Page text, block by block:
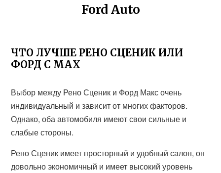
Ford Auto
ЧТО ЛУЧШЕ РЕНО СЦЕНИК ИЛИ
ФОРД С МАХ
Выбор между Рено Сценик и Форд Макс очень
индивидуальный и зависит от многих факторов.
Однако, оба автомобиля имеют свои сильные и
слабые стороны.
Рено Сценик имеет просторный и удобный салон, он
довольно экономичный и имеет высокий уровень